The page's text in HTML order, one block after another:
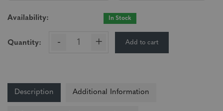
Availability: In Stock
Quantity: - + Add to cart
Description Additional Information